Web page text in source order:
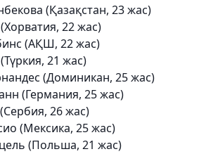
(Қазақстан, 23 жас)
22 жас)
(АҚШ, 22 жас)
21 жас)
(Доминикан, 25 жас)
(Германия, 25 жас)
26 жас)
(Мексика, 25 жас)
(Польша, 21 жас)